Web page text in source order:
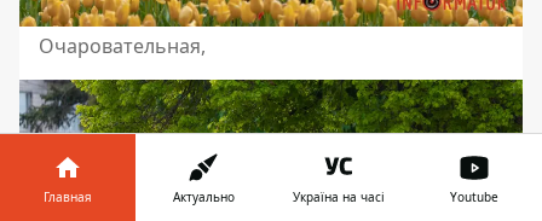
Очаровательная,
Главная Актуально Україна на часі Youtube